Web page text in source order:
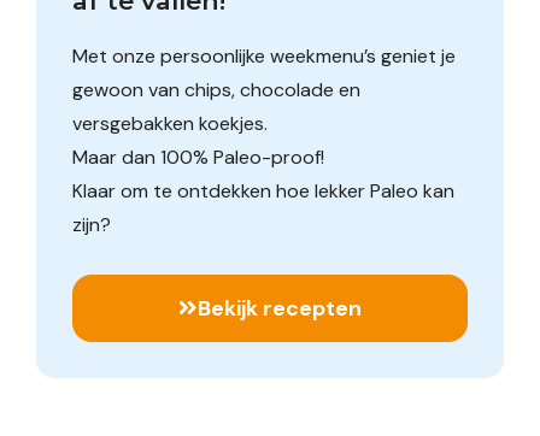
Met onze persoonlijke weekmenu’s geniet je
gewoon van chips, chocolade en
versgebakken koekjes.
Maar dan 100% Paleo-proof!
Klaar om te ontdekken hoe lekker Paleo kan
zijn?
Bekijk recepten